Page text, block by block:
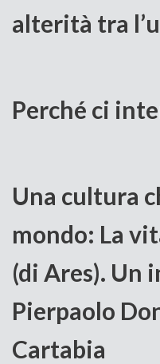
alterità tra
Perché ci
Una cultura
mondo: La
(di Ares). Un
Pierpaolo
Cartabia